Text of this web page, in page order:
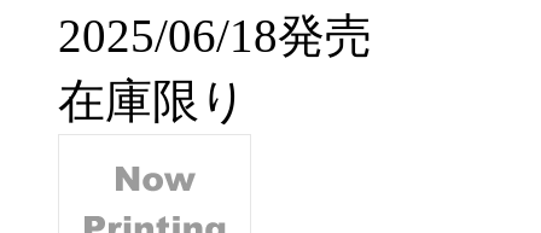
2025/06/18発売
在庫限り